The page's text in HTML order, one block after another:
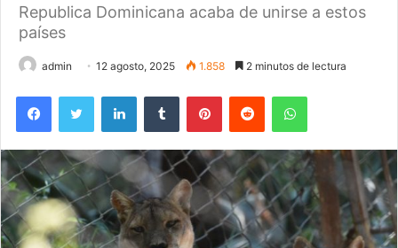
Republica Dominicana acaba de unirse a estos
países
admin 12 agosto, 2025 1.858 2 minutos de lectura
FacebookTwitter LinkedInTumblr PinterestReddit WhatsApp